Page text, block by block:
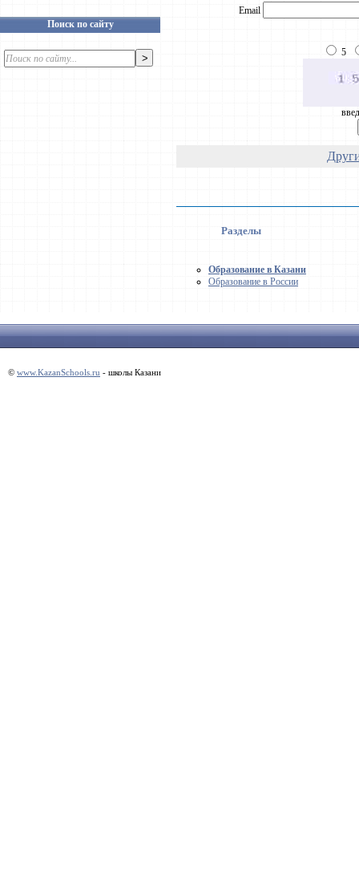
Поиск по сайту
Email
5
Разделы
Образование в Казани
Образование в России
© www.KazanSchools.ru - школы Казани